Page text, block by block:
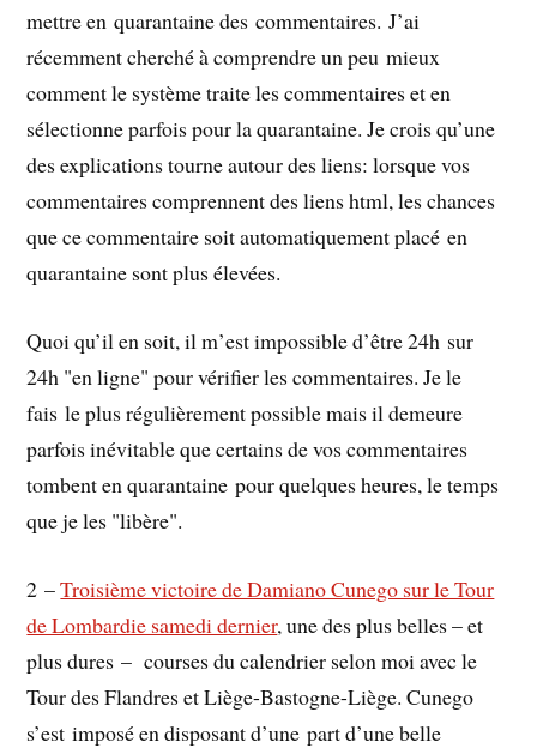
mettre en quarantaine des commentaires. J’ai
récemment cherché à comprendre un peu mieux
comment le système traite les commentaires et en
sélectionne parfois pour la quarantaine. Je crois qu’une
des explications tourne autour des liens: lorsque vos
commentaires comprennent des liens html, les chances
que ce commentaire soit automatiquement placé en
quarantaine sont plus élevées.
Quoi qu’il en soit, il m’est impossible d’être 24h sur
24h "en ligne" pour vérifier les commentaires. Je le
fais le plus régulièrement possible mais il demeure
parfois inévitable que certains de vos commentaires
tombent en quarantaine pour quelques heures, le temps
que je les "libère".
2 –Troisième victoire de Damiano Cunego sur le Tour
de Lombardie samedi dernier, une des plus belles – et
plus dures – courses du calendrier selon moi avec le
Tour des Flandres et Liège-Bastogne-Liège. Cunego
s’est imposé en disposant d’une part d’une belle